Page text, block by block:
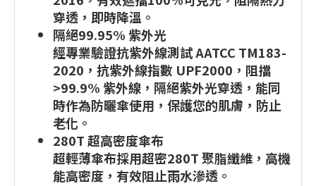
穿透，即時降溫。
隔絕99.95% 紫外光
經專業驗證抗紫外線測試 AATCC TM183-
2020，抗紫外線指數 UPF2000，阻擋
>99.9% 紫外線，隔絕紫外光穿透，能同
時作為防曬傘使用，保護您的肌膚，防止
老化。
280T 超高密度傘布
超輕薄傘布採用超密280T 聚脂纖維，高機
能高密度，有效阻止雨水滲透。